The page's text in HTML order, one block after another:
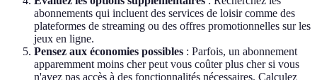
abonnements qui incluent des services de loisir comme des
plateformes de streaming ou des offres promotionnelles sur les
jeux en ligne.
Pensez aux économies possibles : Parfois, un abonnement
apparemment moins cher peut vous coûter plus cher si vous
n'avez pas accès à des fonctionnalités nécessaires. Calculez